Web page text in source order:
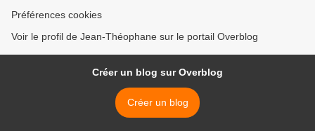
Préférences cookies
Voir le profil de Jean-Théophane sur le portail Overblog
Créer un blog sur Overblog
Créer un blog